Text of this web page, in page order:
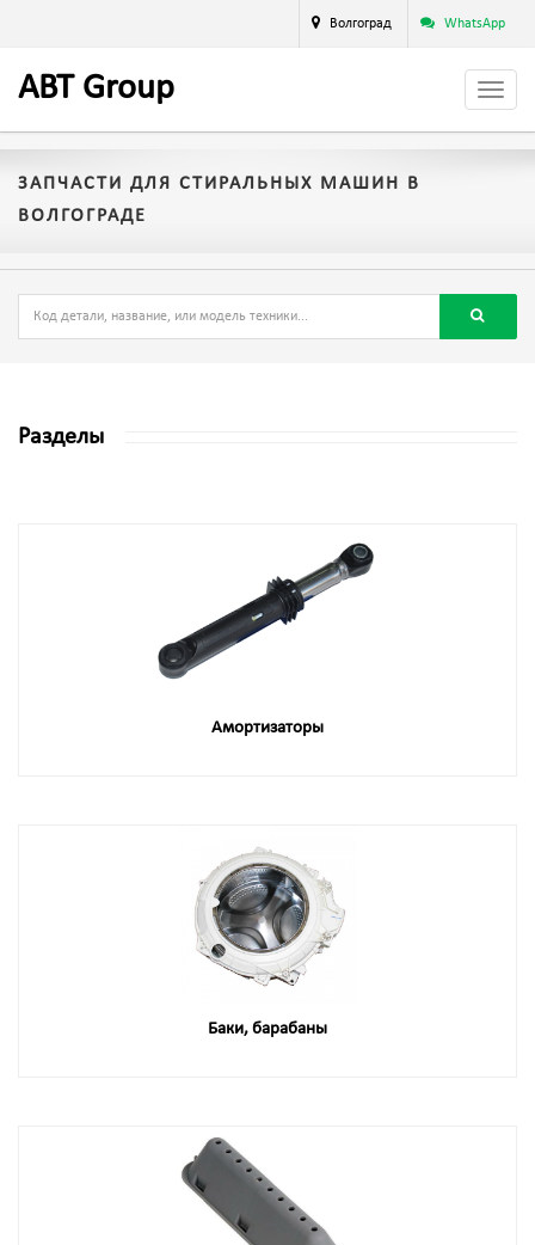
Волгоград WhatsApp
ABT Group
ЗАПЧАСТИ ДЛЯ СТИРАЛЬНЫХ МАШИН В
ВОЛГОГРАДЕ
Разделы
Амортизаторы
Баки, барабаны